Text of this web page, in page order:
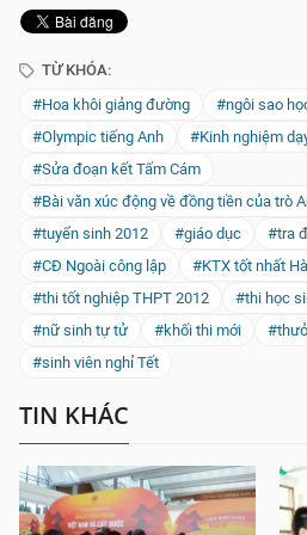
TỪ KHÓA:
#Hoa khôi giảng đường
#ngôi sao
#Olympic tiếng Anh
#Kinh nghiệm
#Sửa đoạn kết Tấm Cám
#Bài văn xúc động về đồng tiền của trò
#tuyển sinh 2012
#giáo dục #tra
#CĐ Ngoài công lập
#KTX tốt nhất
#thi tốt nghiệp THPT 2012
#thi học
#nữ sinh tự tử
#khối thi mới
#sinh viên nghỉ Tết
TIN KHÁC